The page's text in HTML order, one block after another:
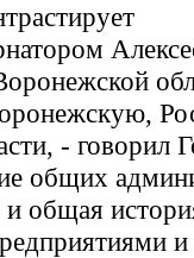
- говорил
общих
общая